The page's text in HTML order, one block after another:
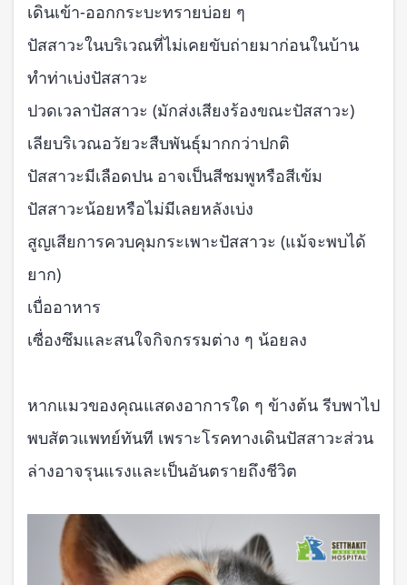
เดินเข้า-ออกกระบะทรายบ่อย ๆ
ปัสสาวะในบริเวณที่ไม่เคยขับถ่ายมาก่อนในบ้าน
ทำท่าเบ่งปัสสาวะ
ปวดเวลาปัสสาวะ (มักส่งเสียงร้องขณะปัสสาวะ)
เลียบริเวณอวัยวะสืบพันธุ์มากกว่าปกติ
ปัสสาวะมีเลือดปน อาจเป็นสีชมพูหรือสีเข้ม
ปัสสาวะน้อยหรือไม่มีเลยหลังเบ่ง
สูญเสียการควบคุมกระเพาะปัสสาวะ (แม้จะพบได้
ยาก)
เบื่ออาหาร
เซื่องซึมและสนใจกิจกรรมต่าง ๆ น้อยลง
หากแมวของคุณแสดงอาการใด ๆ ข้างต้น รีบพาไป
พบสัตวแพทย์ทันที เพราะโรคทางเดินปัสสาวะส่วน
ล่างอาจรุนแรงและเป็นอันตรายถึงชีวิต